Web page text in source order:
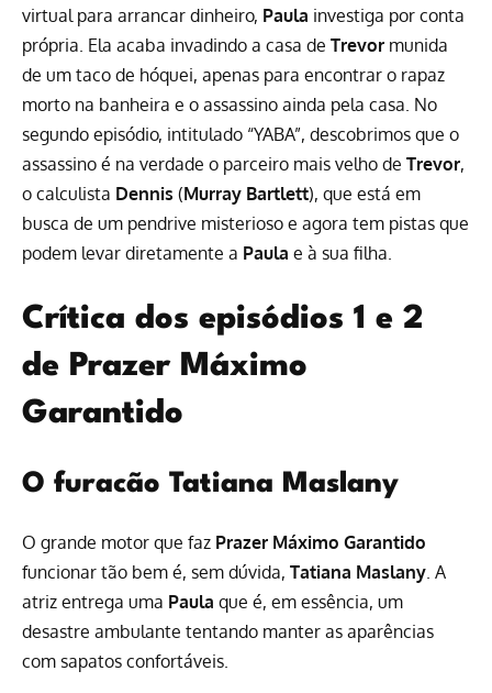
virtual para arrancar dinheiro, Paula investiga por conta
própria. Ela acaba invadindo a casa de Trevor munida
de um taco de hóquei, apenas para encontrar o rapaz
morto na banheira e o assassino ainda pela casa. No
segundo episódio, intitulado “YABA”, descobrimos que o
assassino é na verdade o parceiro mais velho de Trevor,
o calculista Dennis (Murray Bartlett), que está em
busca de um pendrive misterioso e agora tem pistas que
podem levar diretamente a Paula e à sua filha.
Crítica dos episódios 1 e 2
de Prazer Máximo
Garantido
O furacão Tatiana Maslany
O grande motor que faz Prazer Máximo Garantido
funcionar tão bem é, sem dúvida, Tatiana Maslany. A
atriz entrega uma Paula que é, em essência, um
desastre ambulante tentando manter as aparências
com sapatos confortáveis.